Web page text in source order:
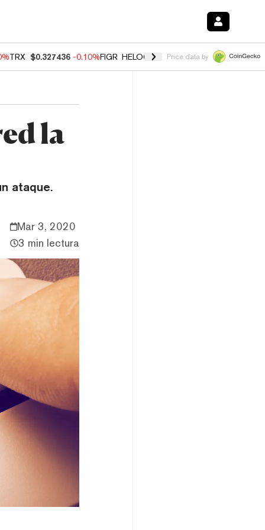
TRX $0.327436 -0.10%FIGR_HELOC $1.035 0.20%HYPE $55.53
Price data by
la
ataque.
Mar 3, 2020
3 min lectura